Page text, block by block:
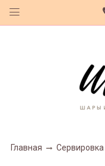
Главная Сервировка